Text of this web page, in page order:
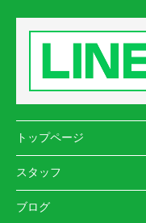
トップページ
スタッフ
ブログ